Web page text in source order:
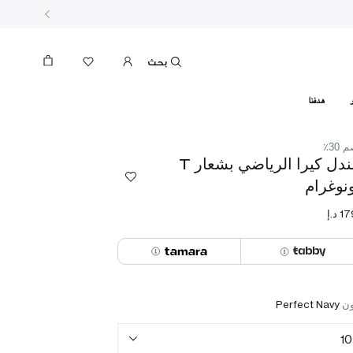
هدفنا
30٪
صندل كيرا الرياضي بشعار T
Perfect Navy
10